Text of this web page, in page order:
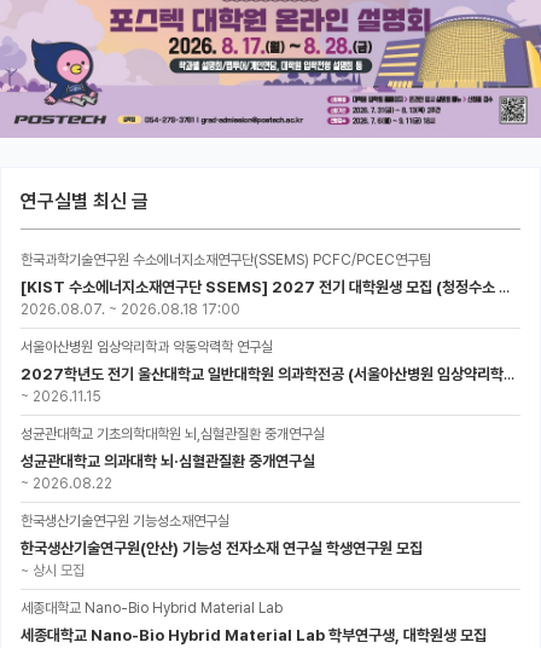
연구실별 최신 글
한국과학기술연구원 수소에너지소재연구단(SSEMS) PCFC/PCEC연구팀
[KIST 수소에너지소재연구단 SSEMS] 2027 전기 대학원생 모집 (청정수소 생산/활용을 위한 프로톤 세라믹 전지)
2026.08.07. ~ 2026.08.18 17:00
서울아산병원 임상약리학과 약동약력학 연구실
2027학년도 전기 울산대학교 일반대학원 의과학전공 (서울아산병원 임상약리학과 약동약력학 연구실) 대학원생 모집공고
~ 2026.11.15
성균관대학교 기초의학대학원 뇌,심혈관질환 중개연구실
성균관대학교 의과대학 뇌·심혈관질환 중개연구실
~ 2026.08.22
한국생산기술연구원 기능성소재연구실
한국생산기술연구원(안산) 기능성 전자소재 연구실 학생연구원 모집
~ 상시 모집
세종대학교 Nano-Bio Hybrid Material Lab
세종대학교 Nano-Bio Hybrid Material Lab 학부연구생, 대학원생 모집